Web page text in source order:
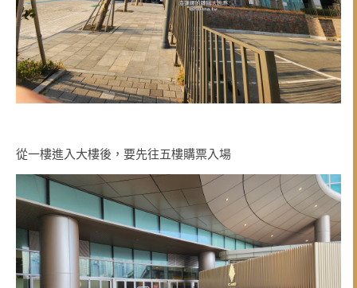
從一樓進入大樓後，要先往五樓購票入場